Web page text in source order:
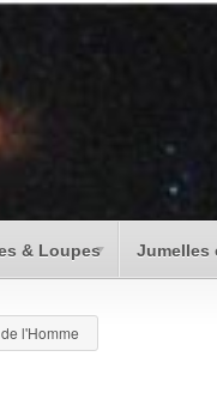
& Loupes Jumelles
l'Homme